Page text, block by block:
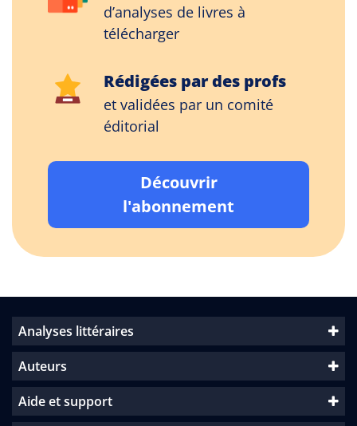
d’analyses de livres à
télécharger
Rédigées par des profs
et validées par un comité
éditorial
Découvrir
l'abonnement
Analyses littéraires
Auteurs
Aide et support